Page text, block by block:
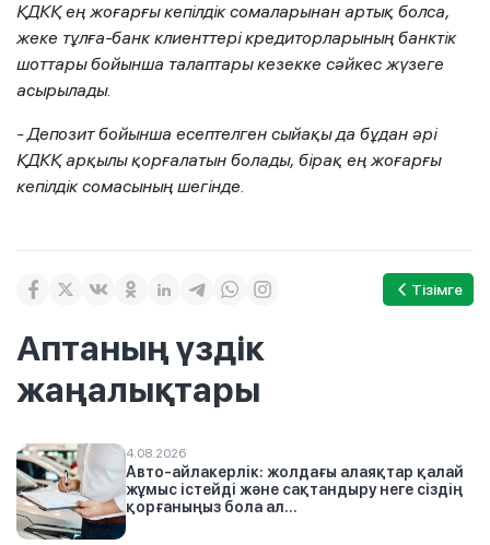
ҚДКҚ ең жоғарғы кепілдік сомаларынан артық болса,
жеке тұлға-банк клиенттері кредиторларының банктік
шоттары бойынша талаптары кезекке сәйкес жүзеге
асырылады.
- Депозит бойынша есептелген сыйақы да бұдан әрі
ҚДКҚ арқылы қорғалатын болады, бірақ ең жоғарғы
кепілдік сомасының шегінде.
Тізімге
Аптаның үздік
жаңалықтары
4.08.2026
Авто-айлакерлік: жолдағы алаяқтар қалай
жұмыс істейді және сақтандыру неге сіздің
қорғаныңыз бола ал...